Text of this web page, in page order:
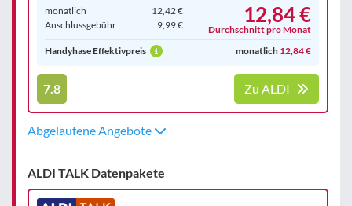
monatlich
12,42 €
Anschluss­gebühr
9,99 € 12,84 €
Durchschnitt pro Monat
Handyhase Effektivpreis
monatlich 12,84 €
7.8 Zu ALDI
Abgelaufene Angebote
ALDI TALK Datenpakete